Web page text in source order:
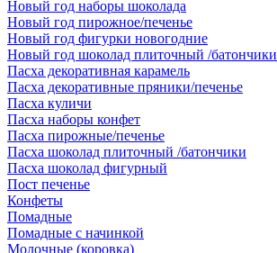
Новый год наборы шоколада
Новый год пирожное/печенье
Новый год фигурки новогодние
Новый год шоколад плиточный /батончики
Пасха декоративная карамель
Пасха декоративные пряники/печенье
Пасха куличи
Пасха наборы конфет
Пасха пирожные/печенье
Пасха шоколад плиточный /батончики
Пасха шоколад фигурный
Пост печенье
Конфеты
Помадные
Помадные с начинкой
Молочные (коровка)